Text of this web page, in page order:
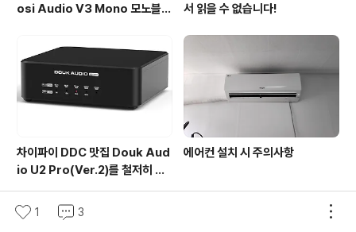
osi Audio V3 Mono 모노블럭
서 읽을 수 없습니다!
차이파이 DDC 맛집 Douk Aud
io U2 Pro(Ver.2)를 철저히 파
헤쳐 보자!
에어컨 설치 시 주의사항
1 3